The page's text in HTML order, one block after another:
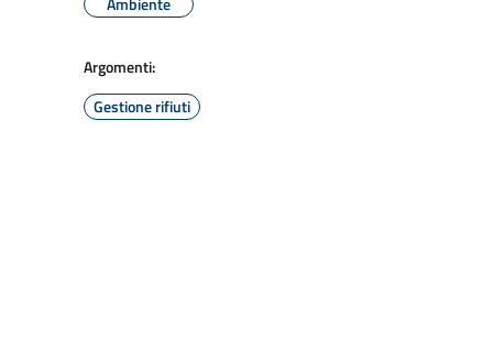
Argomenti:
Gestione rifiuti